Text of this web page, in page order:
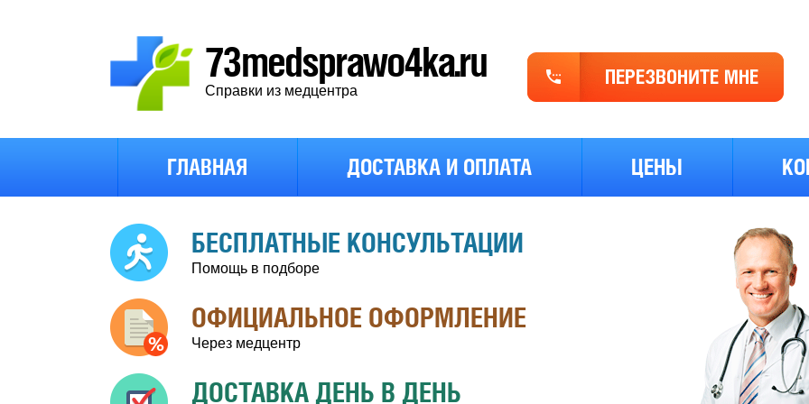
73medsprawo4ka.ru
Справки из медцентра
ГЛАВНАЯ ДОСТАВКА И ОПЛАТА ЦЕНЫ
БЕСПЛАТНЫЕ КОНСУЛЬТАЦИИ
Помощь в подборе
ОФИЦИАЛЬНОЕ ОФОРМЛЕНИЕ
Через медцентр
ДОСТАВКА ДЕНЬ В ДЕНЬ